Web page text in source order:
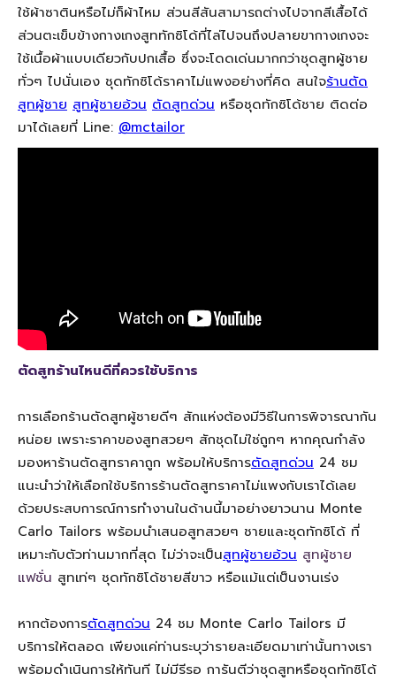
ใช้ผ้าซาตินหรือไม่ก็ผ้าไหม ส่วนสีสันสามารถต่างไปจากสีเสื้อได้
ส่วนตะเข็บข้างกางเกงสูททักซิโด้ที่ไล่ไปจนถึงปลายขากางเกงจะ
ใช้เนื้อผ้าแบบเดียวกับปกเสื้อ ซึ่งจะโดดเด่นมากกว่าชุดสูทผู้ชาย
ทั่วๆ ไปนั่นเอง ชุดทักซิโด้ราคาไม่แพงอย่างที่คิด สนใจร้านตัด
สูทผู้ชาย สูทผู้ชายอ้วน ตัดสูทด่วน หรือชุดทักซิโด้ชาย ติดต่อ
มาได้เลยที่ Line: @mctailor
ตัดสูทร้านไหนดีที่ควรใช้บริการ
การเลือกร้านตัดสูทผู้ชายดีๆ สักแห่งต้องมีวิธีในการพิจารณากัน
หน่อย เพราะราคาของสูทสวยๆ สักชุดไม่ใช่ถูกๆ หากคุณกำลัง
มองหาร้านตัดสูทราคาถูก พร้อมให้บริการตัดสูทด่วน 24 ชม
แนะนำว่าให้เลือกใช้บริการร้านตัดสูทราคาไม่แพงกับเราได้เลย
ด้วยประสบการณ์การทำงานในด้านนี้มาอย่างยาวนาน Monte
Carlo Tailors พร้อมนำเสนอสูทสวยๆ ชายและชุดทักซิโด้ ที่
เหมาะกับตัวท่านมากที่สุด ไม่ว่าจะเป็นสูทผู้ชายอ้วน สูทผู้ชาย
แฟชั่น สูทเท่ๆ ชุดทักซิโด้ชายสีขาว หรือแม้แต่เป็นงานเร่ง
หากต้องการตัดสูทด่วน 24 ชม Monte Carlo Tailors มี
บริการให้ตลอด เพียงแค่ท่านระบุว่ารายละเอียดมาเท่านั้นทางเรา
พร้อมดำเนินการให้ทันที ไม่มีรีรอ การันตีว่าชุดสูทหรือชุดทักซิโด้